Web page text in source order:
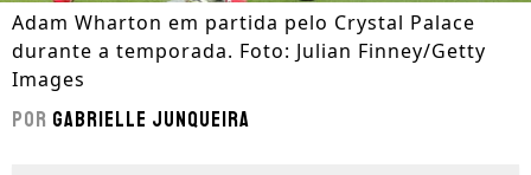
Adam Wharton em partida pelo Crystal Palace
durante a temporada. Foto: Julian Finney/Getty
Images
Por Gabrielle Junqueira